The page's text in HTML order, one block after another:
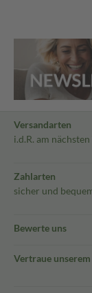
Versandarten
i.d.R. am
Zahlarten
sicher und
Bewerte uns
Vertraue